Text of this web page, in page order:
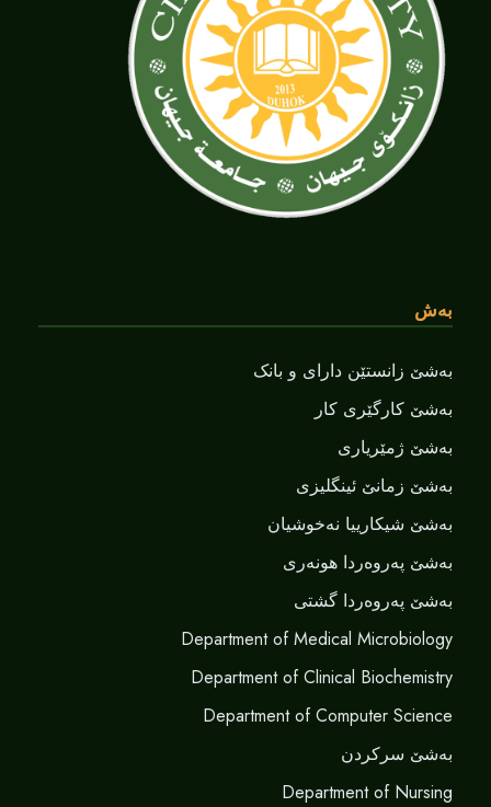
بەش
بەشێ زانستێن دارای و بانک
بەشێ کارگێری کار
بەشێ ژمێریاری
بەشێ زمانێ ‌‌ئینگلیزی
بەشێ شیکارییا نەخوشیان
بەشێ پەروەردا هونەری
بەشێ پەروەردا گشتی
Department of Medical Microbiology
Department of Clinical Biochemistry
Department of Computer Science
بەشێ سرکردن
Department of Nursing